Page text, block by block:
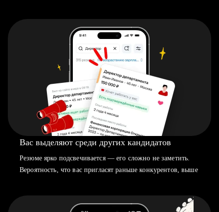
Вас выделяют среди других кандидатов
Резюме ярко подсвечивается — его сложно не заметить.
Вероятность, что вас пригласят раньше конкурентов, выше